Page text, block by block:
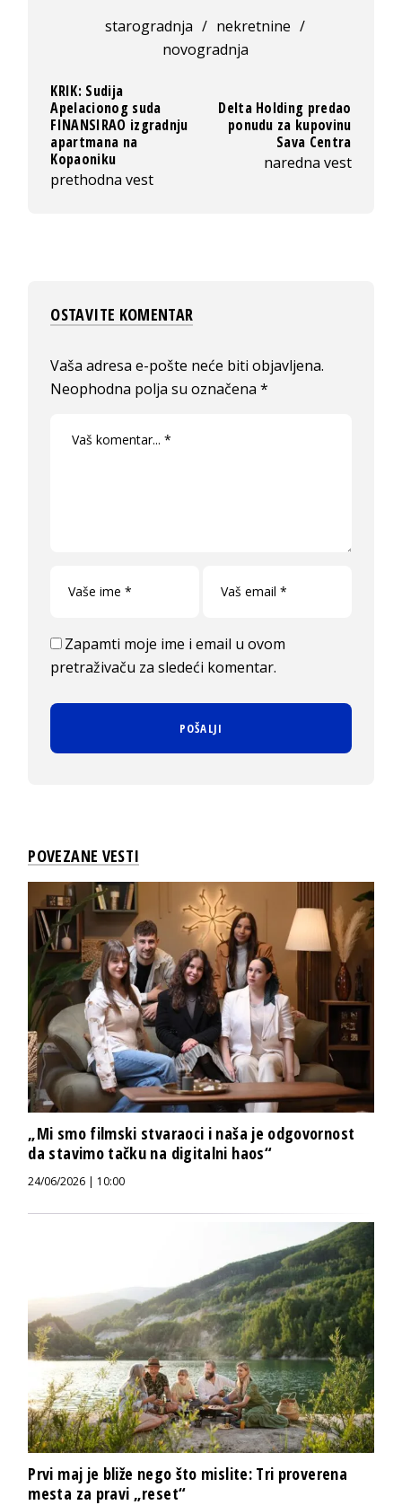
starogradnja / nekretnine /
novogradnja
KRIK: Sudija
Apelacionog suda
FINANSIRAO izgradnju
apartmana na
Kopaoniku
prethodna vest
Delta Holding predao
ponudu za kupovinu
Sava Centra
naredna vest
OSTAVITE KOMENTAR
Vaša adresa e-pošte neće biti objavljena.
Neophodna polja su označena*
Zapamti moje ime i email u ovom
pretraživaču za sledeći komentar.
POVEZANE VESTI
„Mi smo filmski stvaraoci i naša je odgovornost
da stavimo tačku na digitalni haos“
24/06/2026 | 10:00
Prvi maj je bliže nego što mislite: Tri proverena
mesta za pravi „reset“